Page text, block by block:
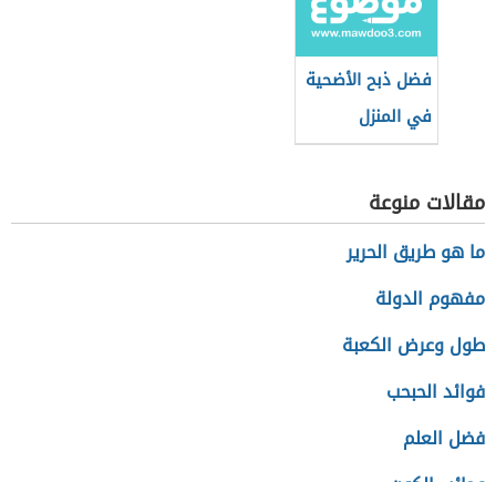
فضل ذبح الأضحية
في المنزل
مقالات منوعة
ما هو طريق الحرير
مفهوم الدولة
طول وعرض الكعبة
فوائد الحبحب
فضل العلم